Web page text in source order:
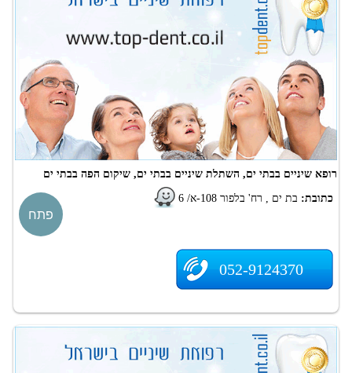
רופא שיניים בבתי ים, השתלת שיניים בבתי ים, שיקום הפה בבתי ים
כתובת: בת ים , רח' בלפור 108-א/ 6
052-9124370
פתח